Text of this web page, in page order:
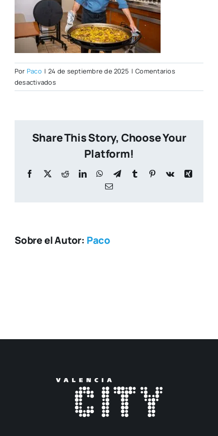
Por Paco | 24 de septiembre de 2025 | Comentarios
desactivadosen
_DSC0438
Share This Story, Choose Your
Platform!
Facebook
X RedditLinkedInWhatsApp
TelegramTumblr Pinterest
Vk
Xing
Correo
Sobre el Autor: Paco